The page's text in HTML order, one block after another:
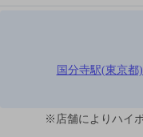
国分寺駅(東京都
※店舗によりハイ